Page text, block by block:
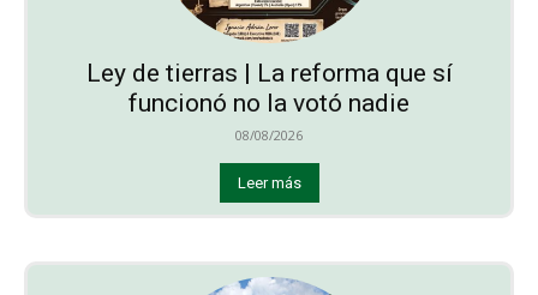
Ley de tierras | La reforma que sí
funcionó no la votó nadie
08/08/2026
Leer más